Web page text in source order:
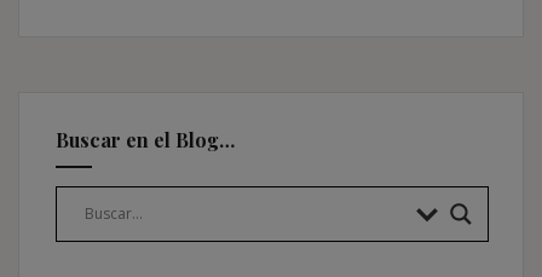
Buscar en el Blog…